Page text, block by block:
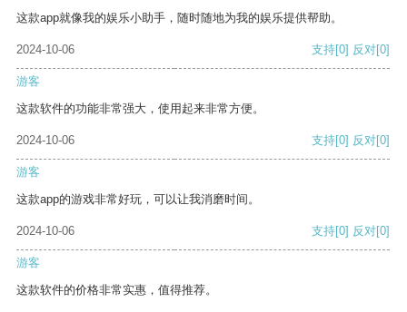
这款app就像我的娱乐小助手，随时随地为我的娱乐提供帮助。
2024-10-06 支持[0] 反对[0]
游客
这款软件的功能非常强大，使用起来非常方便。
2024-10-06 支持[0] 反对[0]
游客
这款app的游戏非常好玩，可以让我消磨时间。
2024-10-06 支持[0] 反对[0]
游客
这款软件的价格非常实惠，值得推荐。